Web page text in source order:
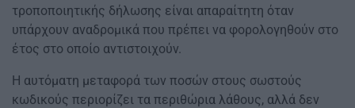
τροποποιητικής δήλωσης είναι απαραίτητη όταν
υπάρχουν αναδρομικά που πρέπει να φορολογηθούν στο
έτος στο οποίο αντιστοιχούν.
Η αυτόματη μεταφορά των ποσών στους σωστούς
κωδικούς περιορίζει τα περιθώρια λάθους, αλλά δεν